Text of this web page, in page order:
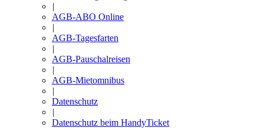
|
AGB-ABO Online
|
AGB-Tagesfarten
|
AGB-Pauschalreisen
|
AGB-Mietomnibus
|
Datenschutz
|
Datenschutz beim HandyTicket